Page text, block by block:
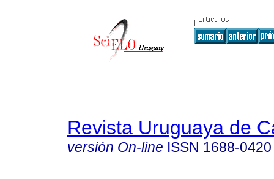
Revista Uruguaya de
versión On-line ISSN 1688-0420